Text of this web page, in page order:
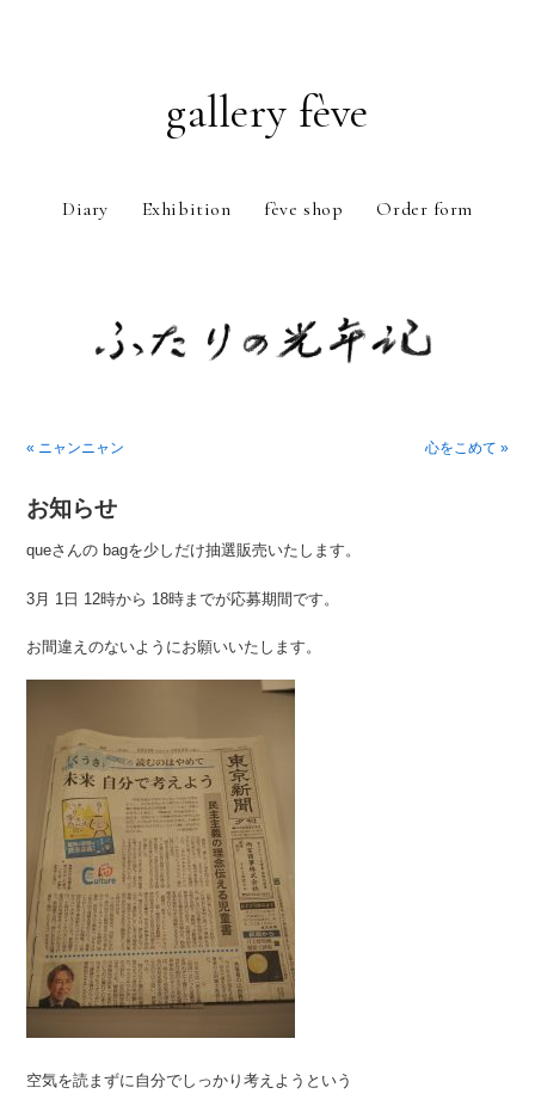
gallery fève
Diary Exhibition fève shop Order form
« ニャンニャン
心をこめて »
お知らせ
queさんの bagを少しだけ抽選販売いたします。
3月 1日 12時から 18時までが応募期間です。
お間違えのないようにお願いいたします。
空気を読まずに自分でしっかり考えようという